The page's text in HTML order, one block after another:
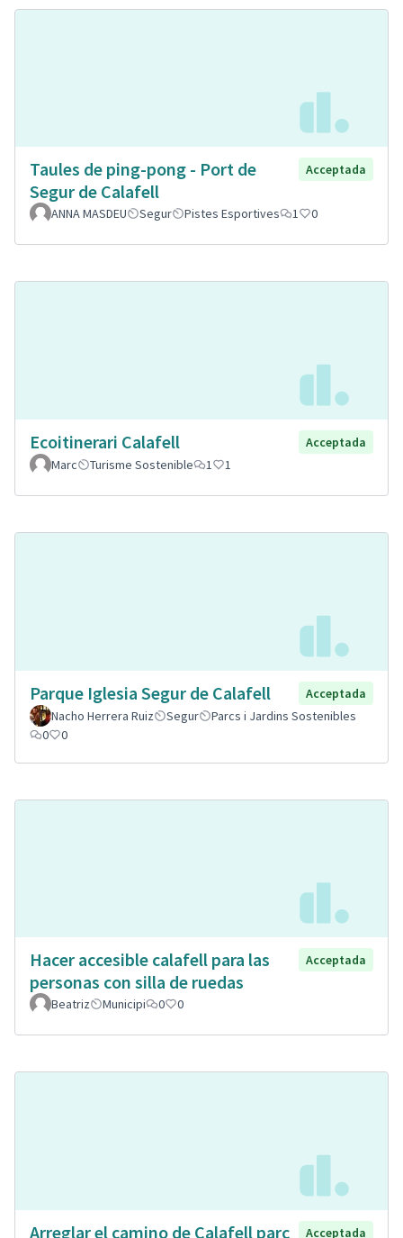
Taules de ping-pong - Port de
Segur de Calafell
Acceptada
ANNA MASDEU Segur Pistes Esportives 1 0
Ecoitinerari Calafell
Acceptada
Marc
Turisme Sostenible 1 1
Parque Iglesia Segur de Calafell
Acceptada
Nacho Herrera Ruiz
Segur
Parcs i Jardins Sostenibles
0
0
Hacer accesible calafell para las
personas con silla de ruedas
Acceptada
Beatriz Municipi 0 0
Arreglar el camino de Calafell parc Acceptada